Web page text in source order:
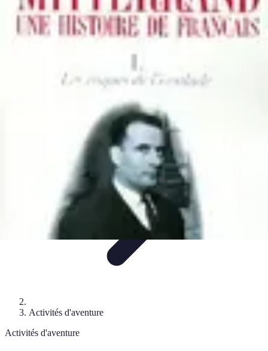
Voyage d'Aventure
Conseils pratiques
DestinationsPréparation du voyageOrganisation
de voyageActivités
Activités d'aventure
Activités d'aventure